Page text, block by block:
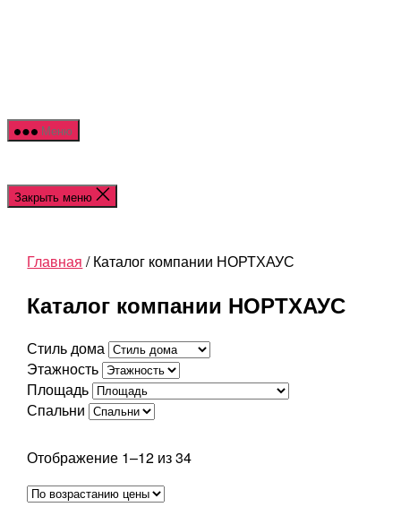
Меню
Закрыть меню
Главная / Каталог компании НОРТХАУС
Каталог компании НОРТХАУС
Стиль дома
Этажность
Площадь
Спальни
Отображение 1–12 из 34Цены: